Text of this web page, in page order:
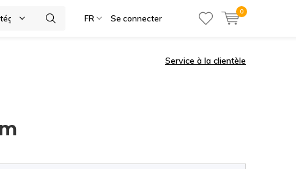
FR Se connecter
0
Service à la clientèle